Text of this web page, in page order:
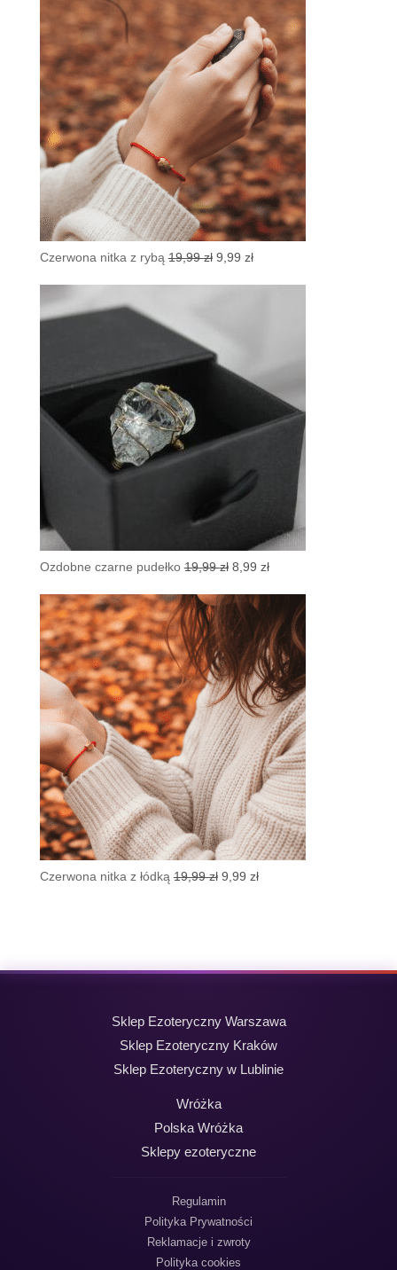
Czerwona nitka z rybą 19,99zł Pierwotna
9,99 złAktualna
Ozdobne czarne pudełko 19,99zł Pierwotna
wynosiła:
19,99 zł.
8,99 złAktualna
wynosi:
8,99 zł.
Czerwona nitka z łódką 19,99zł Pierwotna
9,99 złAktualna
Sklep Ezoteryczny Warszawa
Sklep Ezoteryczny Kraków
Sklep Ezoteryczny w Lublinie
Wróżka
Polska Wróżka
Sklepy ezoteryczne
Regulamin
Polityka Prywatności
Reklamacje i zwroty
Polityka cookies